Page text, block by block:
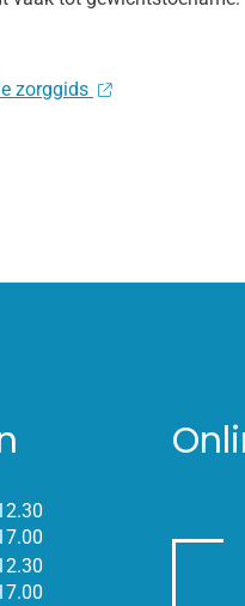
zorggids